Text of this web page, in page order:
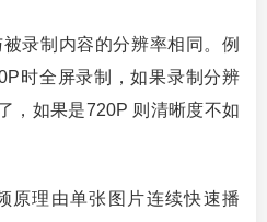
录制内容的分辨率相同。例
时全屏录制，如果录制分辨
，如果是720P 则清晰度不如
原理由单张图片连续快速播